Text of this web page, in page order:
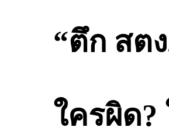
“ตึก สต
ใครผิด?